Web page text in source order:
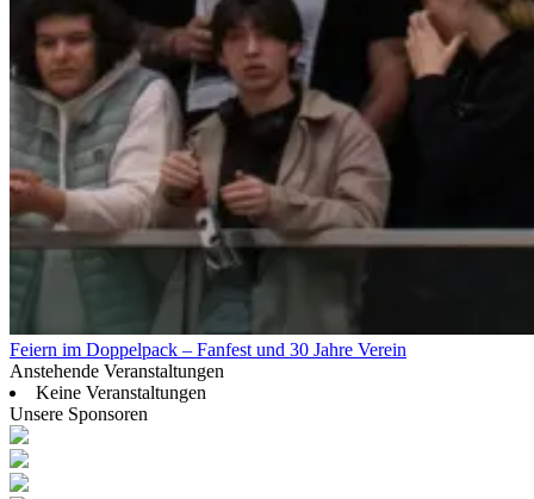
Feiern im Doppelpack – Fanfest und 30 Jahre Verein
Anstehende Veranstaltungen
Keine Veranstaltungen
Unsere Sponsoren